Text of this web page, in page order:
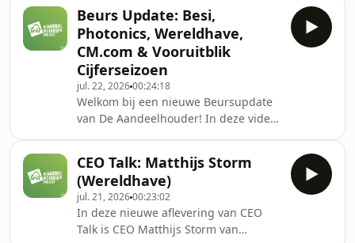
naar: https://www.deaandeelhouder.nl/premium/
lid worde
Beullens. Met Jeroen en Geert praat
Nico over verleden, heden en de
toekomst van CM.com. Uiteraard
komen aan bod de halfjaarcijfers , het
HALO-platform, het nieuwe Customer
Context Platform en de benoeming tot
Premier Partner bij Meta. De
halfjaarcijfers kun je hier
vinden:https:
Beurs Update: Besi,
Photonics, Wereldhave,
CM.com & Vooruitblik
Cijferseizoen
jul. 22, 202600:24:18
Welkom bij een nieuwe Beursupdate
van De Aandeelhouder! In deze video
ontwikkelingen op de financiële
markten.We kijken uitgebreid naar de
minicorrectie in de halfgeleidersector
(semi’s), de terugval bij Photonics, en
de laatste ontwikkelingen rondom
CEO Talk: Matthijs Storm
(Wereldhave)
jul. 21, 202600:23:02
In deze nieuwe aflevering van CEO
Talk is CEO Matthijs Storm van